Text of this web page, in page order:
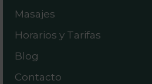
Masajes
Horarios y Tarifas
Blog
Contacto